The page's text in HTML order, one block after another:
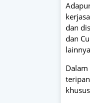
dan
dan